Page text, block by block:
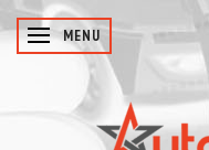
SKIFTE NAVIGATION
MENU